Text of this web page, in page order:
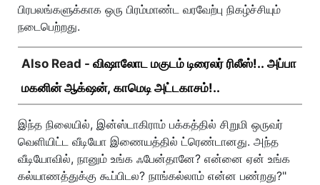
பிரபலங்களுக்காக ஒரு பிரம்மாண்ட வரவேற்பு நிகழ்ச்சியும்
நடைபெற்றது.
Also Read - விஷாலோட மகுடம் டிரைலர் ரிலீஸ்!.. அப்பா
மகனின் ஆக்‌ஷன், காமெடி அட்டகாசம்!..
இந்த நிலையில், இன்ஸ்டாகிராம் பக்கத்தில் சிறுமி ஒருவர்
வெளியிட்ட வீடியோ இணையத்தில் ட்ரெண்டானது. அந்த
வீடியோவில், நானும் உங்க ஃபேன்தானே? என்னை ஏன் உங்க
கல்யாணத்துக்கு கூப்பிடல? நாங்கல்லாம் என்ன பண்றது?"